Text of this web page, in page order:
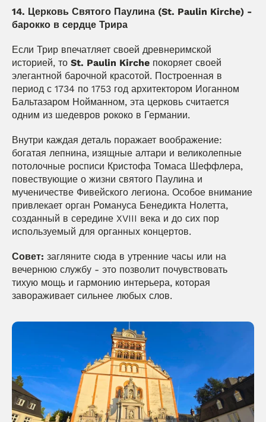
14. Церковь Святого Паулина (St. Paulin Kirche) -
барокко в сердце Трира
Если Трир впечатляет своей древнеримской
историей, то St. Paulin Kirche покоряет своей
элегантной барочной красотой. Построенная в
период с 1734 по 1753 год архитектором Иоганном
Бальтазаром Нойманном, эта церковь считается
одним из шедевров рококо в Германии.
Внутри каждая деталь поражает воображение:
богатая лепнина, изящные алтари и великолепные
потолочные росписи Кристофа Томаса Шеффлера,
повествующие о жизни святого Паулина и
мученичестве Фивейского легиона. Особое внимание
привлекает орган Романуса Бенедикта Нолетта,
созданный в середине XVIII века и до сих пор
используемый для органных концертов.
Совет: загляните сюда в утренние часы или на
вечернюю службу - это позволит почувствовать
тихую мощь и гармонию интерьера, которая
завораживает сильнее любых слов.